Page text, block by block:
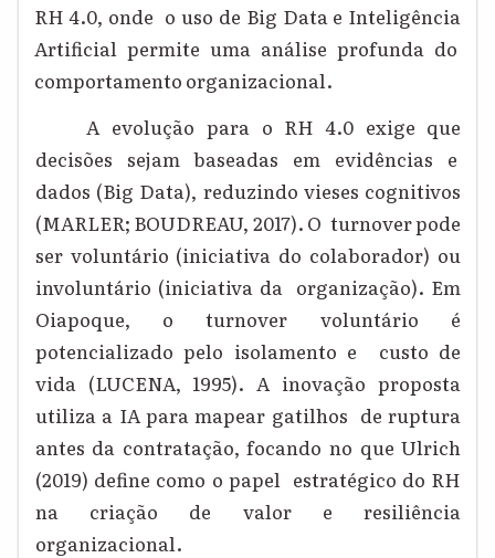
RH 4.0, onde o uso de Big Data e Inteligência
Artificial permite uma análise profunda do
comportamento organizacional.
A evolução para o RH 4.0 exige que
decisões sejam baseadas em evidências e
dados (Big Data), reduzindo vieses cognitivos
(MARLER; BOUDREAU, 2017). O turnover pode
ser voluntário (iniciativa do colaborador) ou
involuntário (iniciativa da organização). Em
Oiapoque, o turnover voluntário é
potencializado pelo isolamento e custo de
vida (LUCENA, 1995). A inovação proposta
utiliza a IA para mapear gatilhos de ruptura
antes da contratação, focando no que Ulrich
(2019) define como o papel estratégico do RH
na criação de valor e resiliência
organizacional.